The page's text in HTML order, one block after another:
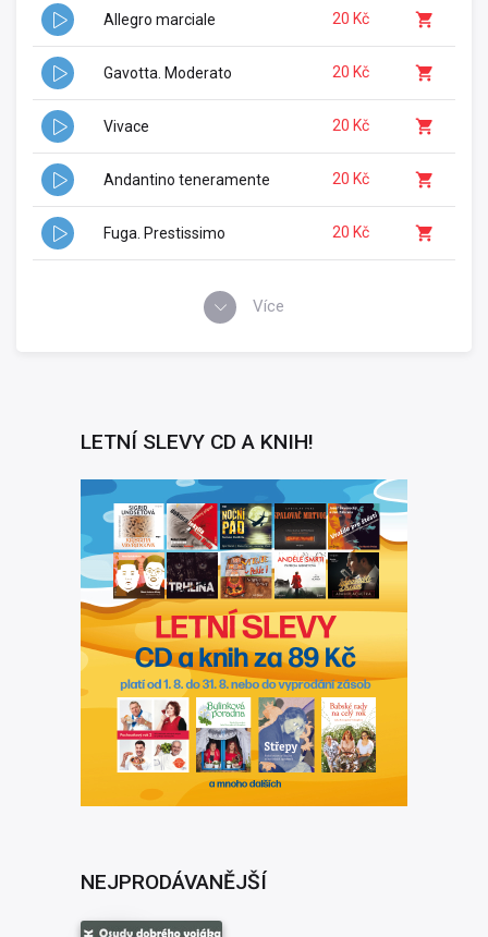
Allegro marciale 20 Kč
Gavotta. Moderato 20 Kč
Vivace 20 Kč
Andantino teneramente 20 Kč
Fuga. Prestissimo 20 Kč
Více
LETNÍ SLEVY CD A KNIH!
NEJPRODÁVANĚJŠÍ